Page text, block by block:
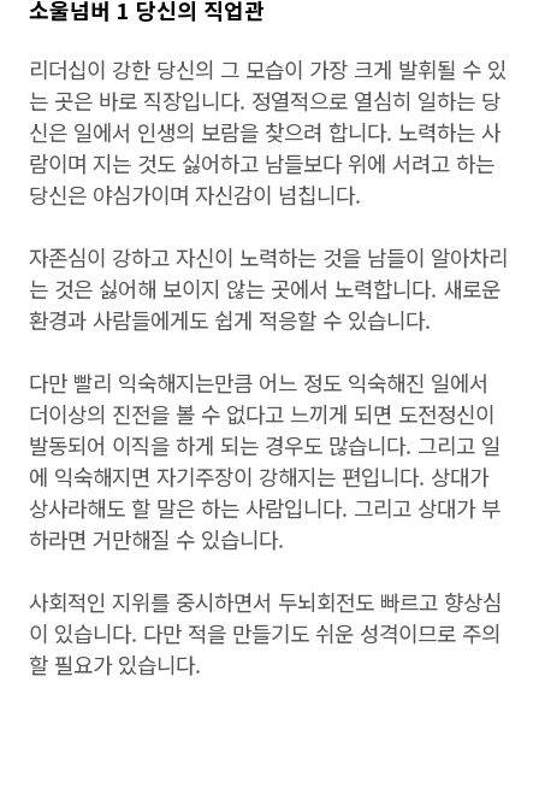
소울넘버 1 당신의 직업관
리더십이 강한 당신의 그 모습이 가장 크게 발휘될 수 있
는 곳은 바로 직장입니다. 정열적으로 열심히 일하는 당
신은 일에서 인생의 보람을 찾으려 합니다. 노력하는 사
람이며 지는 것도 싫어하고 남들보다 위에 서려고 하는
당신은 야심가이며 자신감이 넘칩니다.
자존심이 강하고 자신이 노력하는 것을 남들이 알아차리
는 것은 싫어해 보이지 않는 곳에서 노력합니다. 새로운
환경과 사람들에게도 쉽게 적응할 수 있습니다.
다만 빨리 익숙해지는만큼 어느 정도 익숙해진 일에서
더이상의 진전을 볼 수 없다고 느끼게 되면 도전정신이
발동되어 이직을 하게 되는 경우도 많습니다. 그리고 일
에 익숙해지면 자기주장이 강해지는 편입니다. 상대가
상사라해도 할 말은 하는 사람입니다. 그리고 상대가 부
하라면 거만해질 수 있습니다.
사회적인 지위를 중시하면서 두뇌회전도 빠르고 향상심
이 있습니다. 다만 적을 만들기도 쉬운 성격이므로 주의
할 필요가 있습니다.